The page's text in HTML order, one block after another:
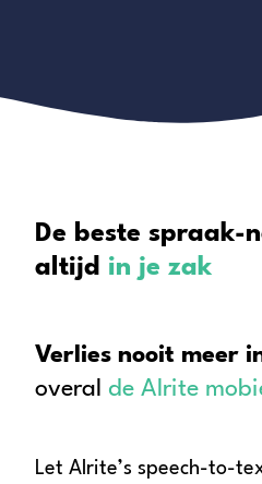
De beste spraak-
altijd in je zak
Verlies nooit meer
overal de Alrite
Let Alrite’s speech-to-